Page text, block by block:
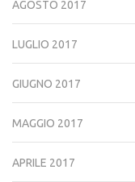
AGOSTO 2017
LUGLIO 2017
GIUGNO 2017
MAGGIO 2017
APRILE 2017